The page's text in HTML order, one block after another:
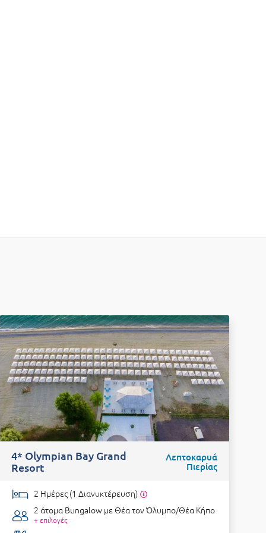
4* Olympian Bay Grand
Resort
Λεπτοκαρυά
Πιερίας
2 Ημέρες (1 Διανυκτέρευση)
2 άτομα Bungalow με Θέα τον Όλυμπο/Θέα Κήπο
+ επιλογές